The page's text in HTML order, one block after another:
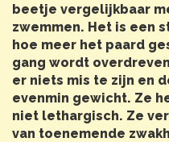
beetje vergelijkbaar
zwemmen. Het is een
hoe meer het paard
gang wordt
er niets mis te zijn en
evenmin gewicht. Ze
niet lethargisch. Ze
van toenemende